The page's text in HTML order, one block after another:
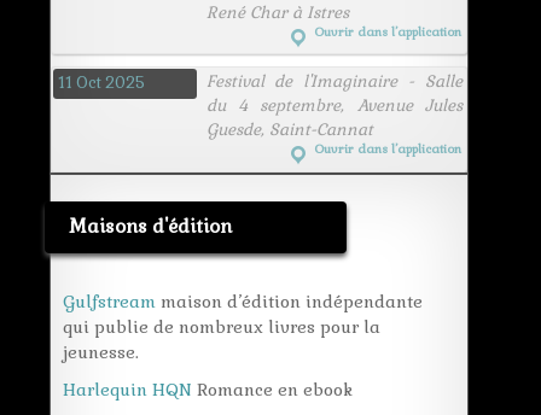
René Char à Istres
Ouvrir dans l’application
11 Oct 2025
Festival de l'Imaginaire - Salle
du 4 septembre, Avenue Jules
Guesde, Saint-Cannat
Ouvrir dans l’application
Maisons d'édition
Gulfstream maison d’édition indépendante
qui publie de nombreux livres pour la
jeunesse.
Harlequin HQN Romance en ebook